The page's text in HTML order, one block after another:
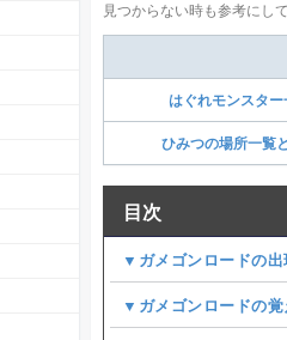
見つからない時も参考にし
はぐれモンスター
ひみつの場所一覧
目次
▼ガメゴンロードの出
▼ガメゴンロードの覚